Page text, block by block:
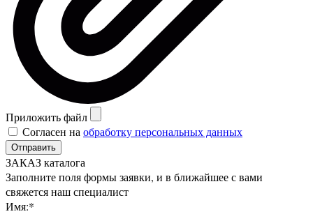
Приложить файл
Согласен на обработку персональных данных
Отправить
ЗАКАЗ каталога
Заполните поля формы заявки, и в ближайшее с вами
свяжется наш специалист
Имя:*